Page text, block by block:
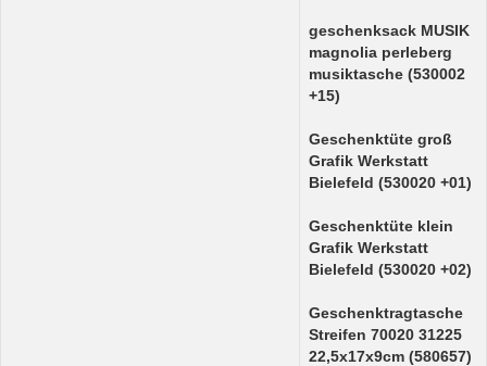
geschenksack MUSIK
magnolia perleberg
musiktasche (530002
+15)
Geschenktüte groß
Grafik Werkstatt
Bielefeld (530020 +01)
Geschenktüte klein
Grafik Werkstatt
Bielefeld (530020 +02)
Geschenktragtasche
Streifen 70020 31225
22,5x17x9cm (580657)